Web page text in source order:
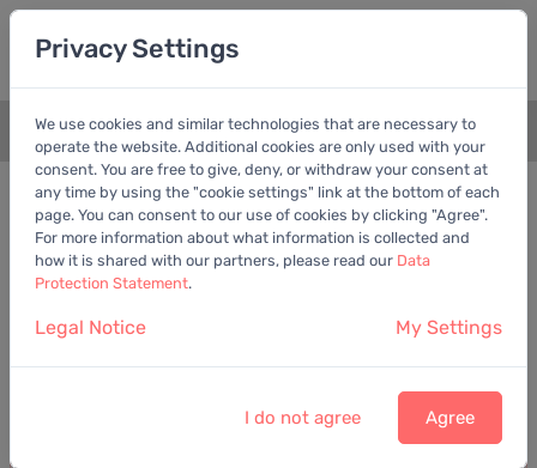
+
Bilanz Gewinn- und Verlustrechnung
Gewinn- und Verlustrechnung von ChoiceOne
Financial Services, Inc.
Privacy Settings
We use cookies and similar technologies that are necessary to
operate the website. Additional cookies are only used with your
consent. You are free to give, deny, or withdraw your consent at
any time by using the "cookie settings" link at the bottom of each
page. You can consent to our use of cookies by clicking "Agree".
For more information about what information is collected and
how it is shared with our partners, please read our Data
Protection Statement.
Legal Notice My Settings
I do not agree Agree